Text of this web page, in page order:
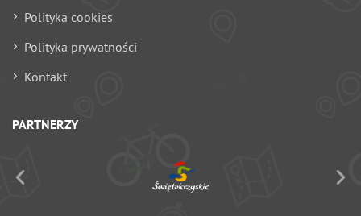
Polityka cookies
Polityka prywatności
Kontakt
PARTNERZY